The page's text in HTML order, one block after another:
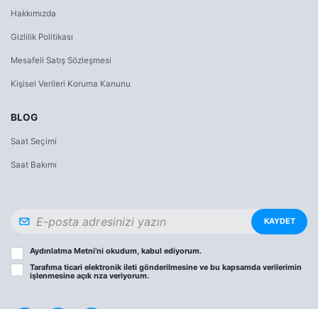
Hakkımızda
Gizlilik Politikası
Mesafeli Satış Sözleşmesi
Kişisel Verileri Koruma Kanunu
BLOG
Saat Seçimi
Saat Bakımı
KAYDET
Aydınlatma Metni’ni okudum, kabul ediyorum.
Tarafıma ticari elektronik ileti gönderilmesine ve bu kapsamda verilerimin
işlenmesine açık rıza veriyorum.